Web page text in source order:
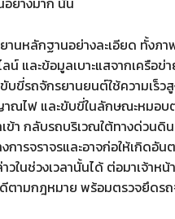
านหลักฐานอย่างละเอียด ทั้ง
น์ และข้อมูลเบาะแสจากเครือ
ขี่รถจักรยานยนต์ใช้ความเร็ว
ณไฟ และขับขี่ในลักษณะหมอ
ข้า กลับรถบริเวณใต้ทางด่วน
ารจราจรและอาจก่อให้เกิดอั
ในช่วงเวลานั้นได้ ต่อมาเจ้า
ตามกฎหมาย พร้อมตรวจยึดร